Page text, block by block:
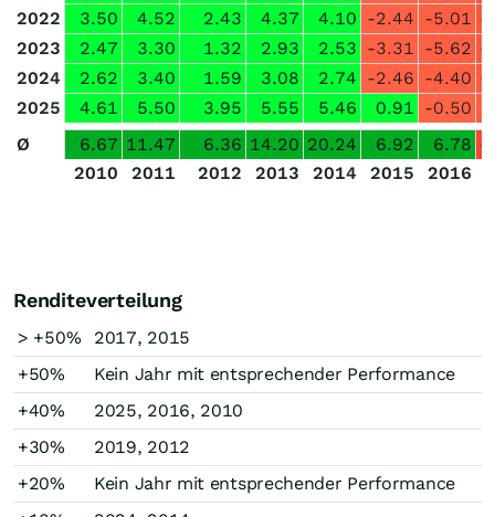
2022
3.50 4.52 2.43 4.37 4.10 -2.44 -5.01 -
2023
2.47 3.30 1.32 2.93 2.53 -3.31 -5.62 -
2024
2.62 3.40 1.59 3.08 2.74 -2.46 -4.40 -
2025
4.61 5.50 3.95 5.55 5.46 0.91 -0.50
Ø
6.67 11.47 6.36 14.20 20.24 6.92 6.78 -
2010
2011 2012 2013 2014 2015 2016
Renditeverteilung
> +50%
2017, 2015
+50%
Kein Jahr mit entsprechender Performance
+40%
2025, 2016, 2010
+30%
2019, 2012
+20%
Kein Jahr mit entsprechender Performance